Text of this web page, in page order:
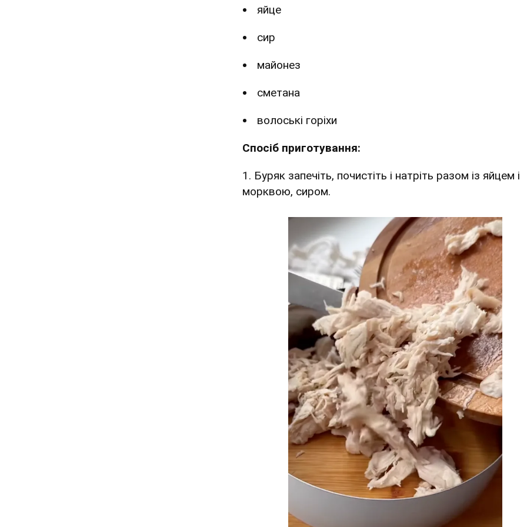
яйце
сир
майонез
сметана
волоські горіхи
Спосіб приготування:
1. Буряк запечіть, почистіть і натріть разом із яйцем і
морквою, сиром.